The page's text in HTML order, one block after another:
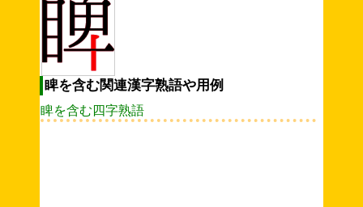
睥を含む関連漢字熟語や用例
睥を含む四字熟語